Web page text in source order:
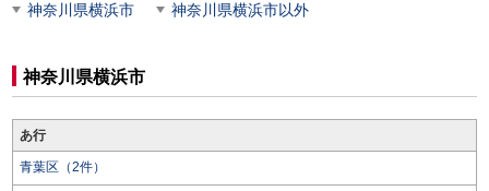
神奈川県横浜市 神奈川県横浜市以外
神奈川県横浜市
あ行
青葉区（2件）